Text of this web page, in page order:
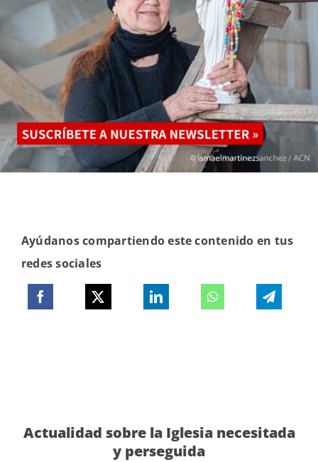
Ayúdanos compartiendo este contenido en tus
redes sociales
Actualidad sobre la Iglesia necesitada
y perseguida